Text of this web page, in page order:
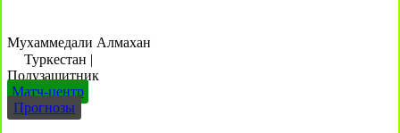
Мухаммедали Алмахан
Туркестан |
Полузащитник
Матч-центр
Прогнозы